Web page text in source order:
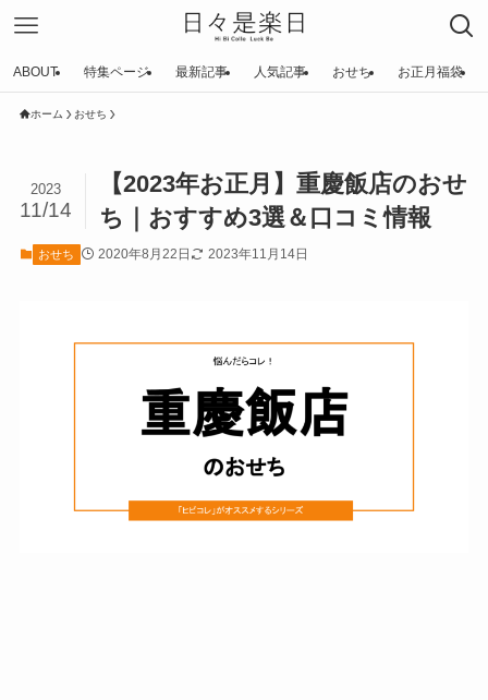
ABOUT 特集ページ 最新記事 人気記事 おせち お正月福袋
ホーム おせち
【2023年お正月】重慶飯店のおせ
ち｜おすすめ3選＆口コミ情報
2023
11/14
おせち 2020年8月22日 2023年11月14日